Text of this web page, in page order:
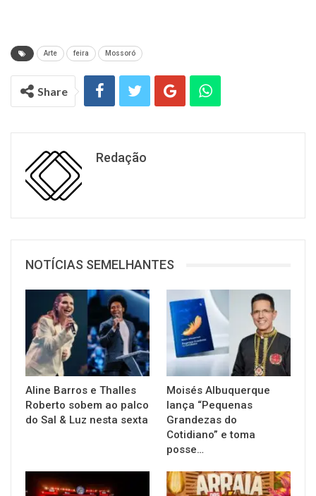
Arte feira Mossoró
Share
Redação
NOTÍCIAS SEMELHANTES
Aline Barros e Thalles
Roberto sobem ao palco
do Sal & Luz nesta sexta
Moisés Albuquerque
lança “Pequenas
Grandezas do
Cotidiano” e toma
posse…